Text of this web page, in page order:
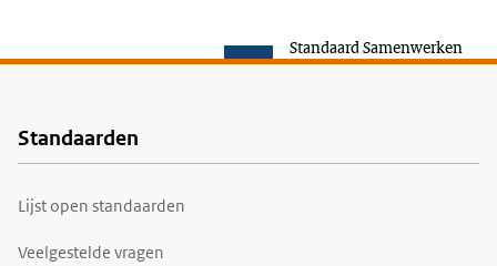
Standaard Samenwerken
Voet
Standaarden
Lijst open standaarden
Veelgestelde vragen